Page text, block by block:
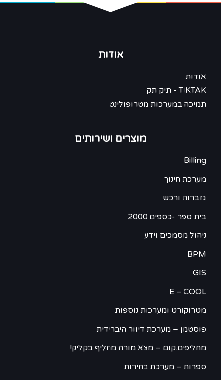
אודות
אודות
TIKTAK - תיק תק
תמיכה במערכות מטרופולינט
מוצרים ושירותים
Billing
מערכת חינוך
גזברות ורכש
בית ספר -כספים 2000
ניהול מסמכים וידע
BPM
GIS
E – COOL
מטרוקורט ומערכות נוספות
פוסטמן – מערכת דיוור היברידית
מחליפים.קום – מצא מורה מחליף בקליק!
ספרות – מערכת בחירות